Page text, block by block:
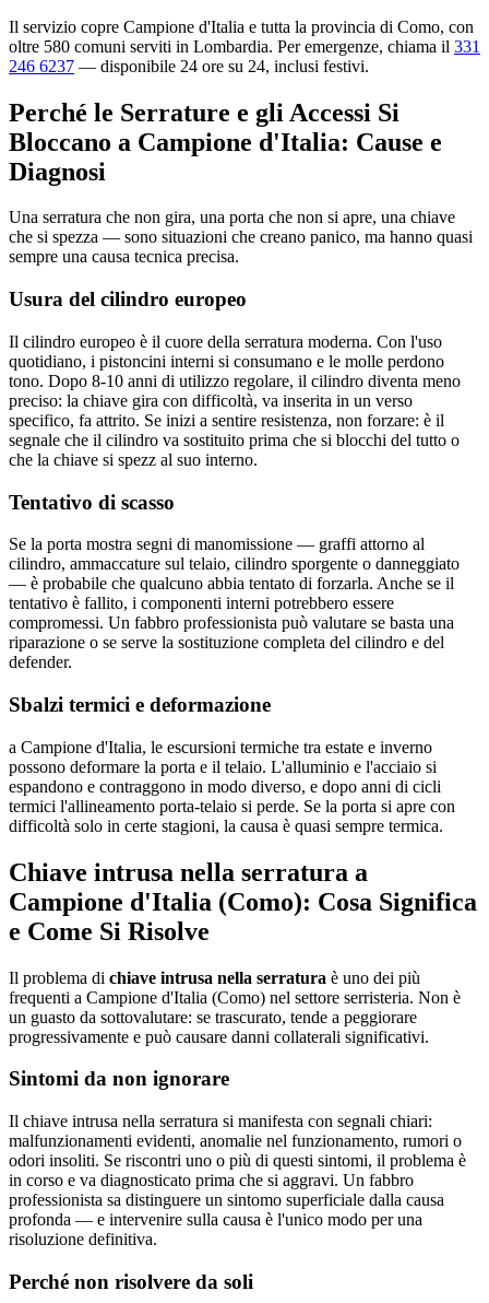
Il servizio copre Campione d'Italia e tutta la provincia di Como, con
oltre 580 comuni serviti in Lombardia. Per emergenze, chiama il 331
246 6237 — disponibile 24 ore su 24, inclusi festivi.
Perché le Serrature e gli Accessi Si
Bloccano a Campione d'Italia: Cause e
Diagnosi
Una serratura che non gira, una porta che non si apre, una chiave
che si spezza — sono situazioni che creano panico, ma hanno quasi
sempre una causa tecnica precisa.
Usura del cilindro europeo
Il cilindro europeo è il cuore della serratura moderna. Con l'uso
quotidiano, i pistoncini interni si consumano e le molle perdono
tono. Dopo 8-10 anni di utilizzo regolare, il cilindro diventa meno
preciso: la chiave gira con difficoltà, va inserita in un verso
specifico, fa attrito. Se inizi a sentire resistenza, non forzare: è il
segnale che il cilindro va sostituito prima che si blocchi del tutto o
che la chiave si spezz al suo interno.
Tentativo di scasso
Se la porta mostra segni di manomissione — graffi attorno al
cilindro, ammaccature sul telaio, cilindro sporgente o danneggiato
— è probabile che qualcuno abbia tentato di forzarla. Anche se il
tentativo è fallito, i componenti interni potrebbero essere
compromessi. Un fabbro professionista può valutare se basta una
riparazione o se serve la sostituzione completa del cilindro e del
defender.
Sbalzi termici e deformazione
a Campione d'Italia, le escursioni termiche tra estate e inverno
possono deformare la porta e il telaio. L'alluminio e l'acciaio si
espandono e contraggono in modo diverso, e dopo anni di cicli
termici l'allineamento porta-telaio si perde. Se la porta si apre con
difficoltà solo in certe stagioni, la causa è quasi sempre termica.
Chiave intrusa nella serratura a
Campione d'Italia (Como): Cosa Significa
e Come Si Risolve
Il problema di chiave intrusa nella serratura è uno dei più
frequenti a Campione d'Italia (Como) nel settore serristeria. Non è
un guasto da sottovalutare: se trascurato, tende a peggiorare
progressivamente e può causare danni collaterali significativi.
Sintomi da non ignorare
Il chiave intrusa nella serratura si manifesta con segnali chiari:
malfunzionamenti evidenti, anomalie nel funzionamento, rumori o
odori insoliti. Se riscontri uno o più di questi sintomi, il problema è
in corso e va diagnosticato prima che si aggravi. Un fabbro
professionista sa distinguere un sintomo superficiale dalla causa
profonda — e intervenire sulla causa è l'unico modo per una
risoluzione definitiva.
Perché non risolvere da soli